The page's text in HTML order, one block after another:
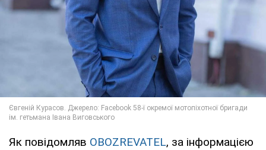
Як повідомляв OBOZREVATEL, за інформацією